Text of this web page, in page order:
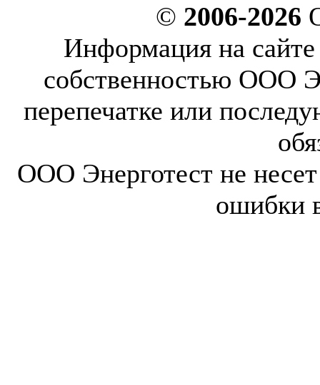
© 2006-2026
Информация на сайте
собственностью ООО
перепечатке или
ООО Энерготест не несет
ошибки